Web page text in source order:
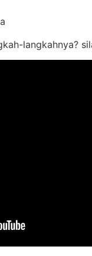
langkahnya?